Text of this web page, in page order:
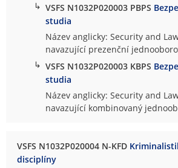
↳ VSFS N1032P020003 PBPS
studia
Název anglicky: Security and
navazující prezenční
↳ VSFS N1032P020003 KBPS
studia
Název anglicky: Security and
navazující kombinovaný
VSFS N1032P020004 N-KFD
disciplíny